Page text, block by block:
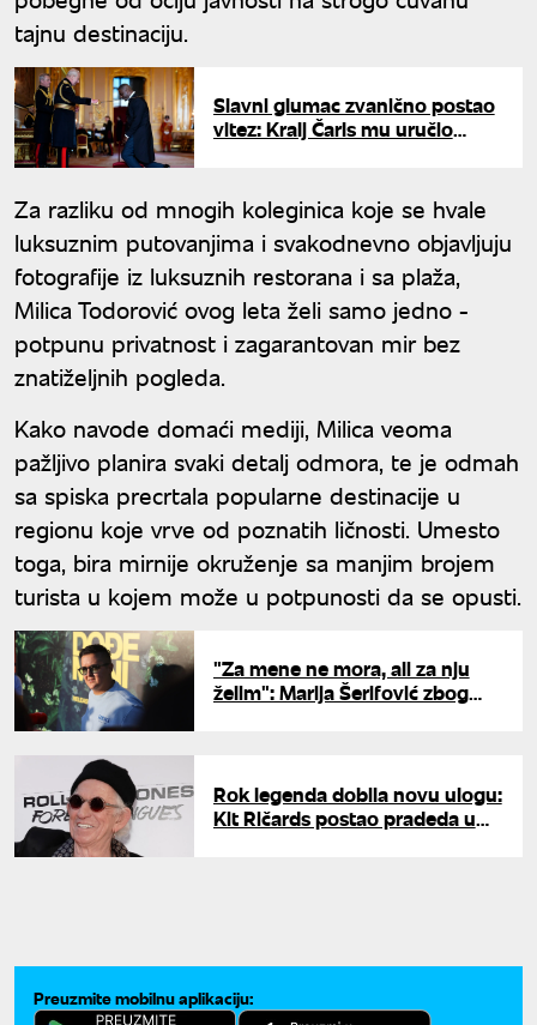
tajnu destinaciju.
Slavni glumac zvanično postao
vitez: Kralj Čarls mu uručio
Za razliku od mnogih koleginica koje se hvale
luksuznim putovanjima i svakodnevno objavljuju
fotografije iz luksuznih restorana i sa plaža,
Milica Todorović ovog leta želi samo jedno -
potpunu privatnost i zagarantovan mir bez
znatiželjnih pogleda.
Kako navode domaći mediji, Milica veoma
pažljivo planira svaki detalj odmora, te je odmah
sa spiska precrtala popularne destinacije u
regionu koje vrve od poznatih ličnosti. Umesto
toga, bira mirnije okruženje sa manjim brojem
turista u kojem može u potpunosti da se opusti.
"Za mene ne mora, ali za nju
želim": Marija Šerifović zbog
Rok legenda dobila novu ulogu:
Kit Ričards postao pradeda u
Preuzmite mobilnu aplikaciju: